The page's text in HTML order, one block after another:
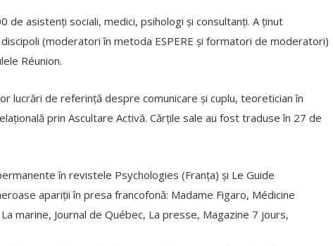
asistenți sociali, medici, psihologi și consultanți. A ținut
(moderatori în metoda ESPERE și formatori de moderatori)
Réunion.
lucrări de referință despre comu­nicare și cuplu, teoretician în
prin Ascultare Activă. Cărțile sale au fost traduse în 27 de
în revistele Psychologies (Franța) și Le Guide
apariții în presa francofonă: Madame Figaro, Médicine
marine, Journal de Québec, La presse, Magazine 7 jours,